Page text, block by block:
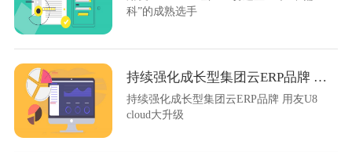
科”的成熟选手
持续强化成长型集团云ERP品牌 用友U8 cloud大升级
持续强化成长型集团云ERP品牌 用友U8
cloud大升级